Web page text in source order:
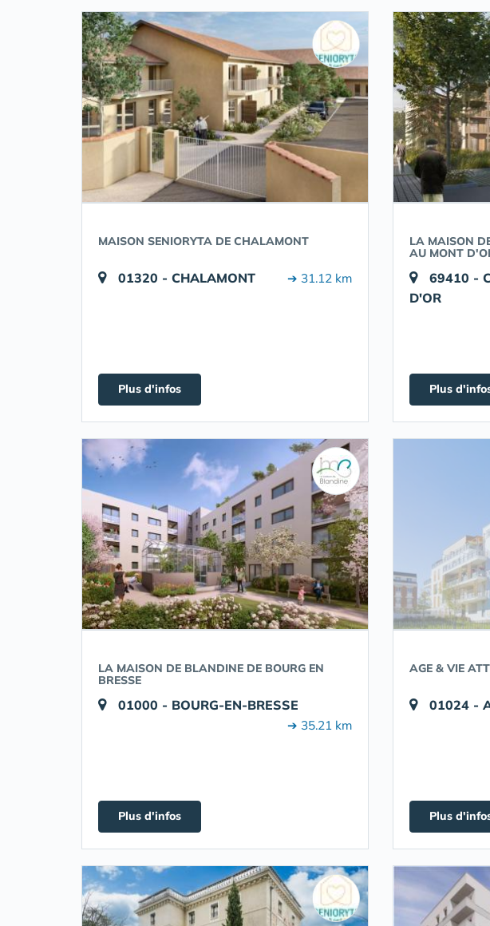
MAISON SENIORYTA DE CHALAMONT
01320 - CHALAMONT ➔ 31.12 km
Plus d'infos
LA MAISON
AU MONT
69410 -
D'OR
Plus
LA MAISON DE BLANDINE DE BOURG EN
BRESSE
01000 - BOURG-EN-BRESSE
➔ 35.21 km
Plus d'infos
AGE & VIE
01024 -
Plus